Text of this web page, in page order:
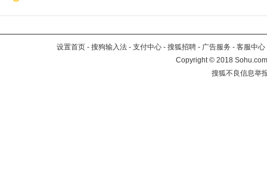
设置首页 - 搜狗输入法 - 支付中心 - 搜狐招聘 - 广告服务 - 客服中心
Copyright©2018
搜狐不良信息举